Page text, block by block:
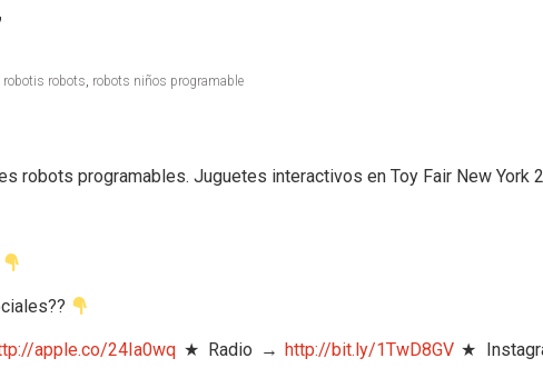
robotis robots, robots niños programable
robots programables. Juguetes interactivos en Toy Fair New York
apple.co/24Ia0wq ★ Radio → http://bit.ly/1TwD8GV★